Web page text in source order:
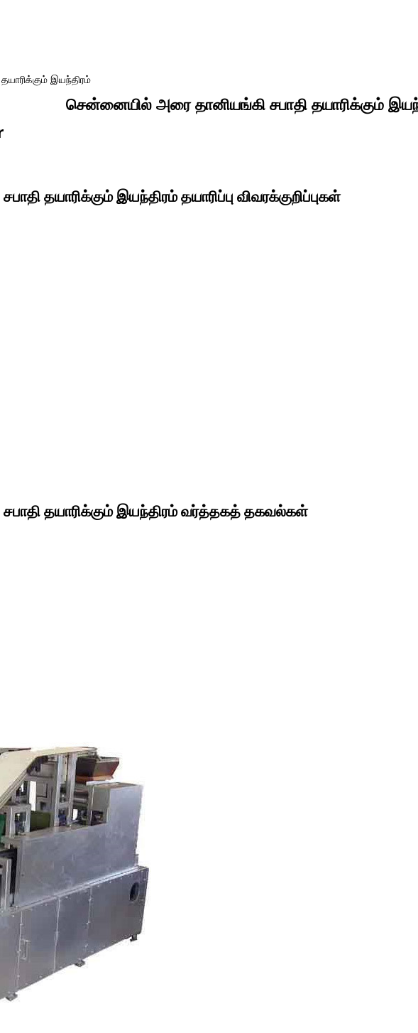
இயந்திரம்
சென்னையில் அரை தானியங்கி சபாதி தயாரிக்கும்
தயாரிக்கும் இயந்திரம் தயாரிப்பு விவரக்குறிப்புகள்
தயாரிக்கும் இயந்திரம் வர்த்தகத் தகவல்கள்